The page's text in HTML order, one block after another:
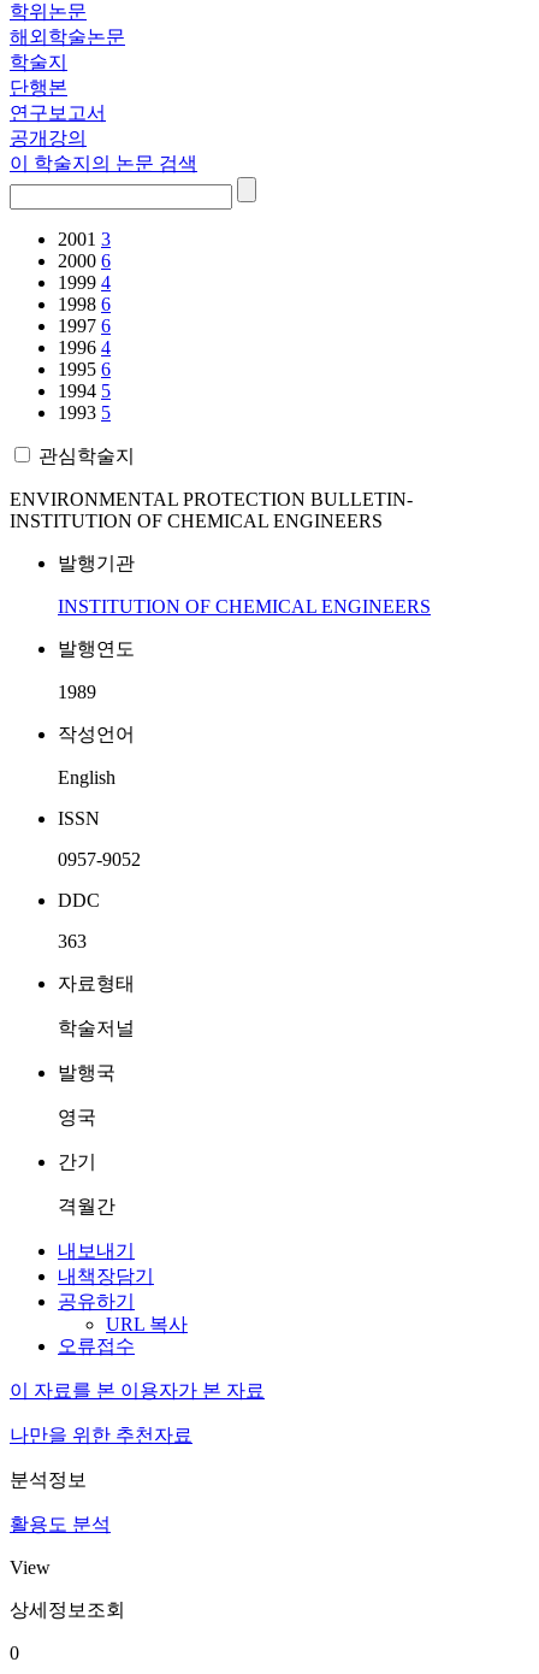
학위논문
해외학술논문
학술지
단행본
연구보고서
공개강의
이 학술지의 논문 검색
2001 3
2000 6
1999 4
1998 6
1997 6
1996 4
1995 6
1994 5
1993 5
관심학술지
ENVIRONMENTAL PROTECTION BULLETIN-
INSTITUTION OF CHEMICAL ENGINEERS
발행기관
INSTITUTION OF CHEMICAL ENGINEERS
발행연도
1989
작성언어
English
ISSN
0957-9052
DDC
363
자료형태
학술저널
발행국
영국
간기
격월간
내보내기
내책장담기
공유하기
URL 복사
오류접수
이 자료를 본 이용자가 본 자료
나만을 위한 추천자료
분석정보
활용도 분석
View
상세정보조회
0